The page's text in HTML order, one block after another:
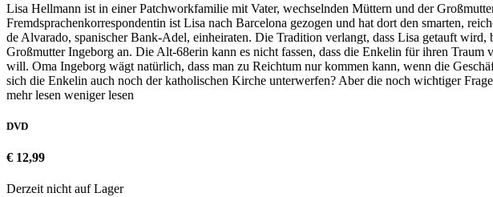
Lisa Hellmann ist in einer Patchworkfamilie mit Vater, wechselnden Müttern und der
Fremdsprachenkorrespondentin ist Lisa nach Barcelona gezogen und hat dort den smarten,
de Alvarado, spanischer Bank-Adel, einheiraten. Die Tradition verlangt, dass Lisa getauft
Großmutter Ingeborg an. Die Alt-68erin kann es nicht fassen, dass die Enkelin für ihren
will. Oma Ingeborg wägt natürlich, dass man zu Reichtum nur kommen kann, wenn die
sich die Enkelin auch noch der katholischen Kirche unterwerfen? Aber die noch wichtiger
mehr lesen weniger lesen
DVD
€ 12,99
Derzeit nicht auf Lager